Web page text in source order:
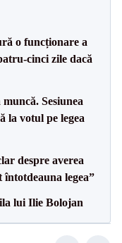
o funcționare a
cinci zile dacă
Sesiunea
la votul pe legea
despre averea
întotdeauna legea”
lui Ilie Bolojan